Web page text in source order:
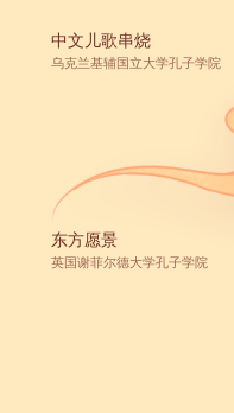
中文儿歌串烧
乌克兰基辅国立大学孔子学院
东方愿景
英国谢菲尔德大学孔子学院